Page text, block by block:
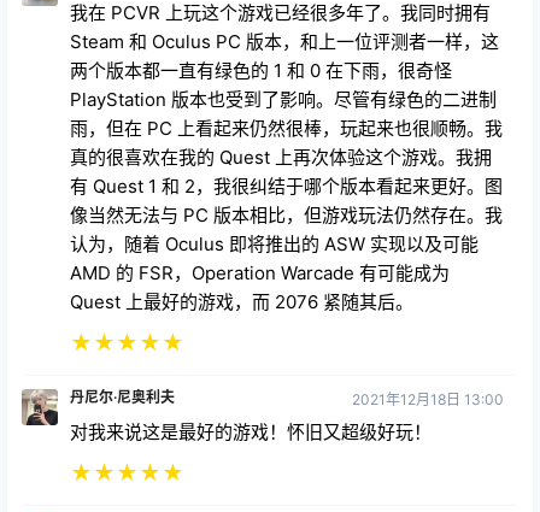
我在 PCVR 上玩这个游戏已经很多年了。我同时拥有
Steam 和 Oculus PC 版本，和上一位评测者一样，这
两个版本都一直有绿色的 1 和 0 在下雨，很奇怪
PlayStation 版本也受到了影响。尽管有绿色的二进制
雨，但在 PC 上看起来仍然很棒，玩起来也很顺畅。我
真的很喜欢在我的 Quest 上再次体验这个游戏。我拥
有 Quest 1 和 2，我很纠结于哪个版本看起来更好。图
像当然无法与 PC 版本相比，但游戏玩法仍然存在。我
认为，随着 Oculus 即将推出的 ASW 实现以及可能
AMD 的 FSR，Operation Warcade 有可能成为
Quest 上最好的游戏，而 2076 紧随其后。
★★★★★
丹尼尔·尼奥利夫 2021年12月18日 13:00
对我来说这是最好的游戏！怀旧又超级好玩！
★★★★★